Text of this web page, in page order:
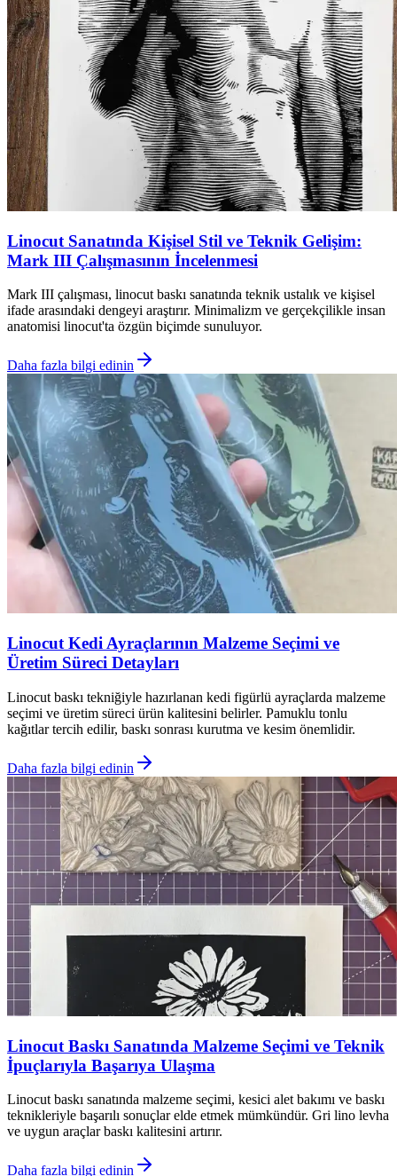
Linocut Sanatında Kişisel Stil ve Teknik Gelişim:
Mark III Çalışmasının İncelenmesi
Mark III çalışması, linocut baskı sanatında teknik ustalık ve kişisel
ifade arasındaki dengeyi araştırır. Minimalizm ve gerçekçilikle insan
anatomisi linocut'ta özgün biçimde sunuluyor.
Daha fazla bilgi edinin
Linocut Kedi Ayraçlarının Malzeme Seçimi ve
Üretim Süreci Detayları
Linocut baskı tekniğiyle hazırlanan kedi figürlü ayraçlarda malzeme
seçimi ve üretim süreci ürün kalitesini belirler. Pamuklu tonlu
kağıtlar tercih edilir, baskı sonrası kurutma ve kesim önemlidir.
Daha fazla bilgi edinin
Linocut Baskı Sanatında Malzeme Seçimi ve Teknik
İpuçlarıyla Başarıya Ulaşma
Linocut baskı sanatında malzeme seçimi, kesici alet bakımı ve baskı
teknikleriyle başarılı sonuçlar elde etmek mümkündür. Gri lino levha
ve uygun araçlar baskı kalitesini artırır.
Daha fazla bilgi edinin